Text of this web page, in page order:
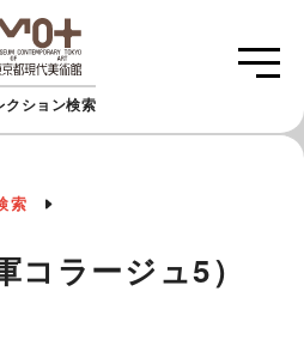
クション検索
索
コラージュ5）